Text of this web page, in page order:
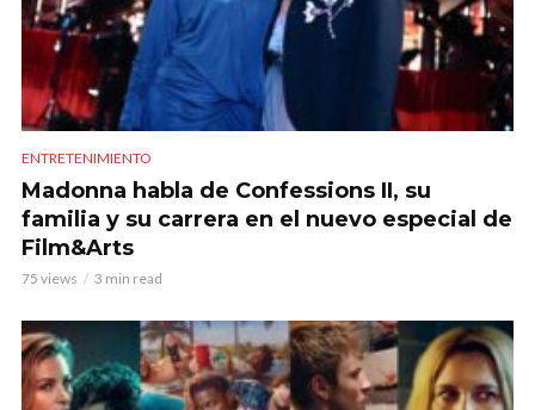
ENTRETENIMIENTO
Madonna habla de Confessions II, su
familia y su carrera en el nuevo especial de
Film&Arts
75 views 3 min read